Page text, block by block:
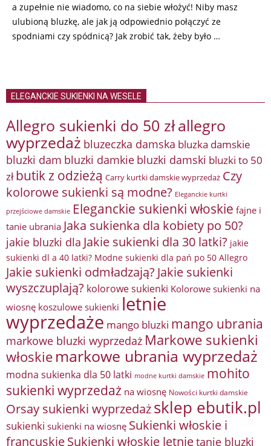
a zupełnie nie wiadomo, co na siebie włożyć! Niby masz
ulubioną bluzkę, ale jak ją odpowiednio połączyć ze
spodniami czy spódnicą? Jak zrobić tak, żeby było …
ELEGANCKIE SUKIENKI NA WESELE
Allegro sukienki do 50 złallegro
wyprzedaż bluzeczka damska bluzka damskie
bluzki dam bluzki damkie bluzki damski bluzki to 50
zł butik z odzieżą Carry kurtki damskie wyprzedaż Czy
kolorowe sukienki są modne? Eleganckie kurtki
przejściowe damskie Eleganckie sukienki włoskie fajne i
tanie ubrania Jaka sukienka dla kobiety po 50?
jakie bluzki dla Jakie sukienki dla 30 latki? jakie
sukienki dl a 40 latki? Modne sukienki dla pań po 50 Allegro
Jakie sukienki odmładzają? Jakie sukienki
wyszczuplają? kolorowe sukienki Kolorowe sukienki na
wiosnę koszulowe sukienki letnie
wyprzedaże mango bluzki mango ubrania
markowe bluzki wyprzedaż Markowe sukienki
włoskie markowe ubrania wyprzedaż
modna sukienka dla 50 latki modne kurtki damskie mohito
sukienki wyprzedaż na wiosnę Nowości kurtki damskie
Orsay sukienki wyprzedażsklep ebutik.pl
sukienki sukienki na wiosnę Sukienki włoskie i
francuskieSukienki włoskie letnietanie bluzki